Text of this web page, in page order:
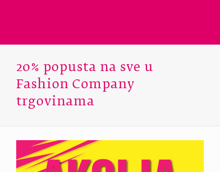
20% popusta na sve u
Fashion Company
trgovinama